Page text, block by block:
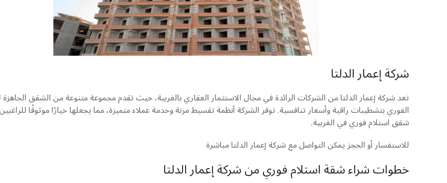
شركة إعمار الدلتا
تعد شركة إعمار الدلتا من الشركات الرائدة في مجال الاستثمار العقاري بالغربية، حيث تقدم مجموعة متنوعة من الشقق الجاهزة
الفوري بتشطيبات راقية وأسعار تنافسية. توفر الشركة أنظمة تقسيط مرنة وخدمة عملاء متميزة، مما يجعلها خيارًا موثوقًا
شقق استلام فوري في الغربية.
للاستفسار أو الحجز يمكن التواصل مع شركة إعمار الدلتا مباشرة
خطوات شراء شقة استلام فوري من شركة إعمار الدلتا